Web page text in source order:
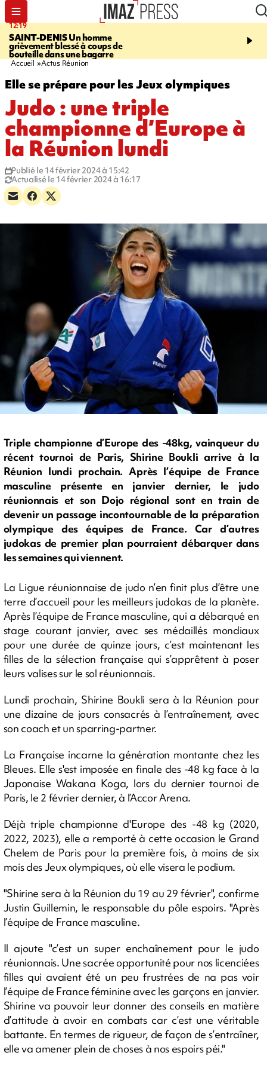
12:19
SAINT-DENISUn homme
grièvement blessé à coups de
bouteille dans une bagarre
20:01
A RETENIR CE SOIR
travail, bagarre à la
Accueil Actus Réunion
Elle se prépare pour les Jeux olympiques
Judo : une triple
championne d’Europe à
la Réunion lundi
Publié le 14 février 2024 à 15:42
Actualisé le 14 février 2024 à 16:17
Triple championne d’Europe des -48kg, vainqueur du
récent tournoi de Paris, Shirine Boukli arrive à la
Réunion lundi prochain. Après l’équipe de France
masculine présente en janvier dernier, le judo
réunionnais et son Dojo régional sont en train de
devenir un passage incontournable de la préparation
olympique des équipes de France. Car d’autres
judokas de premier plan pourraient débarquer dans
les semaines qui viennent.
La Ligue réunionnaise de judo n’en finit plus d’être une
terre d’accueil pour les meilleurs judokas de la planète.
Après l’équipe de France masculine, qui a débarqué en
stage courant janvier, avec ses médaillés mondiaux
pour une durée de quinze jours, c’est maintenant les
filles de la sélection française qui s’apprêtent à poser
leurs valises sur le sol réunionnais.
Lundi prochain, Shirine Boukli sera à la Réunion pour
une dizaine de jours consacrés à l’entraînement, avec
son coach et un sparring-partner.
La Française incarne la génération montante chez les
Bleues. Elle s'est imposée en finale des -48 kg face à la
Japonaise Wakana Koga, lors du dernier tournoi de
Paris, le 2 février dernier, à l’Accor Arena.
Déjà triple championne d'Europe des -48 kg (2020,
2022, 2023), elle a remporté à cette occasion le Grand
Chelem de Paris pour la première fois, à moins de six
mois des Jeux olympiques, où elle visera le podium.
"Shirine sera à la Réunion du 19 au 29 février", confirme
Justin Guillemin, le responsable du pôle espoirs. "Après
l’équipe de France masculine.
Il ajoute "c’est un super enchaînement pour le judo
réunionnais. Une sacrée opportunité pour nos licenciées
filles qui avaient été un peu frustrées de na pas voir
l’équipe de France féminine avec les garçons en janvier.
Shirine va pouvoir leur donner des conseils en matière
d’attitude à avoir en combats car c’est une véritable
battante. En termes de rigueur, de façon de s’entraîner,
elle va amener plein de choses à nos espoirs péi."